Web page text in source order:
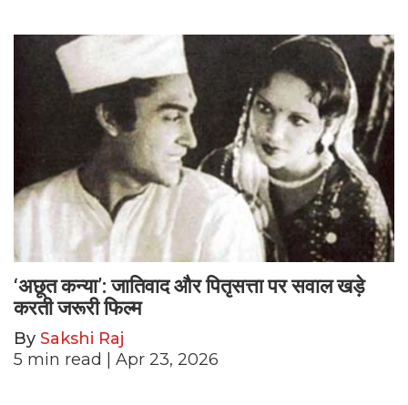
‘अछूत कन्या’: जातिवाद और पितृसत्ता पर सवाल खड़े
करती जरूरी फिल्म
By Sakshi Raj
5 min read | Apr 23, 2026